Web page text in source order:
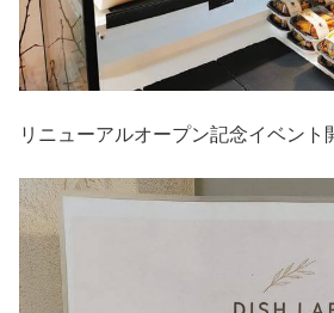
リニューアルオープン記念イベント